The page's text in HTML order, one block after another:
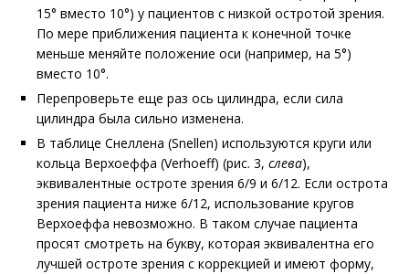
15° вместо 10°) у пациентов с низкой остротой зрения.
По мере приближения пациента к конечной точке
меньше меняйте положение оси (например, на 5°)
вместо 10°.
Перепроверьте еще раз ось цилиндра, если сила
цилиндра была сильно изменена.
В таблице Снеллена (Snellen) используются круги или
кольца Верхоеффа (Verhoeff) (рис. 3, слева),
эквивалентные остроте зрения 6/9 и 6/12. Если острота
зрения пациента ниже 6/12, использование кругов
Верхоеффа невозможно. В таком случае пациента
просят смотреть на букву, которая эквивалентна его
лучшей остроте зрения с коррекцией и имеют форму,